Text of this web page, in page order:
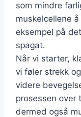
som mindre
muskelcellene
eksempel på
spagat.
Når vi starter,
vi føler strekk
videre
prosessen over
dermed også